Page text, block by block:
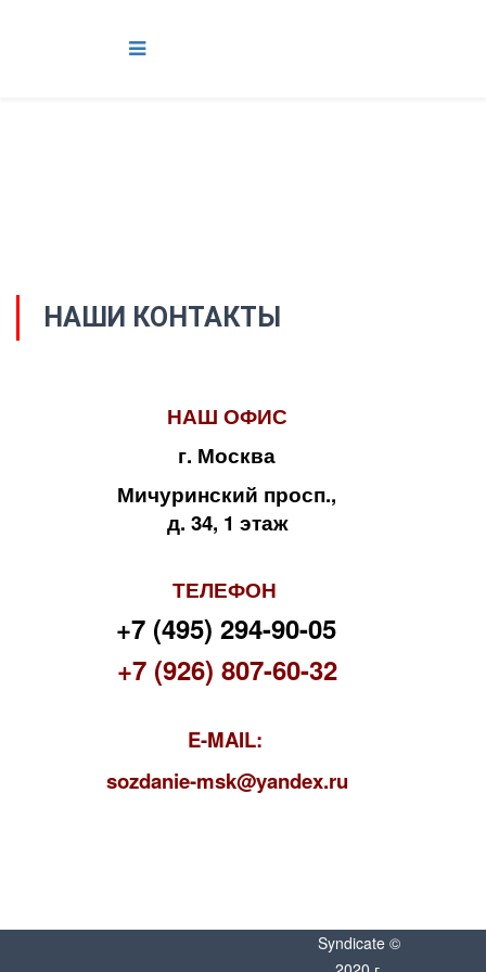
НАШИ КОНТАКТЫ
НАШ ОФИС
г. Москва
Мичуринский просп.,
д. 34, 1 этаж
ТЕЛЕФОН
+7 (495) 294-90-05
+7 (926) 807-60-32
E-MAIL:
sozdanie-msk@yandex.ru
Syndicate ©